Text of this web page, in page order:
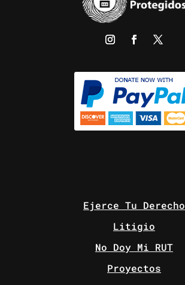
Ejerce Tu Derecho
Litigio
No Doy Mi RUT
Proyectos